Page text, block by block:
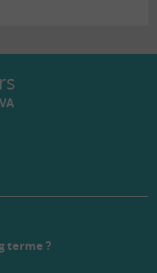
terme ?